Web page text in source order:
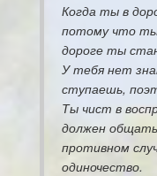
Когда ты в
потому что
дороге ты
У тебя нет
ступаешь,
Ты чист в
должен
противном
одиночество.